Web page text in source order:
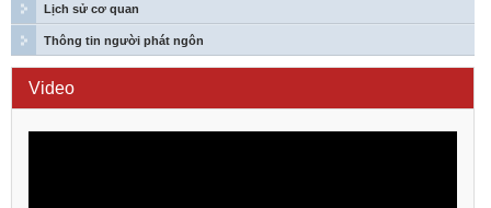
Lịch sử cơ quan
Thông tin người phát ngôn
Video